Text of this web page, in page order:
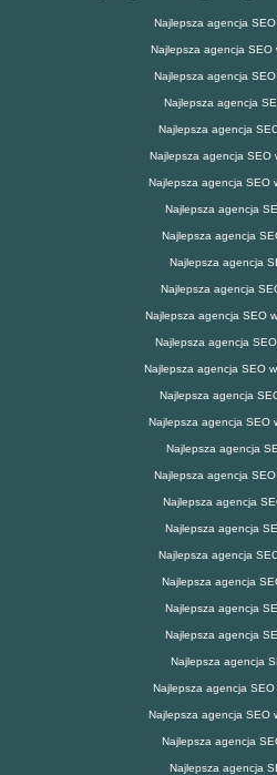
Najlepsza agencja SEO
Najlepsza agencja SEO
Najlepsza agencja
Najlepsza agencja
Najlepsza agencja
Najlepsza agencja SEO
Najlepsza agencja SEO
Najlepsza agencja
Najlepsza agencja
Najlepsza agencja
Najlepsza agencja
Najlepsza agencja SEO
Najlepsza agencja
Najlepsza agencja SEO
Najlepsza agencja
Najlepsza agencja SEO
Najlepsza agencja
Najlepsza agencja
Najlepsza agencja
Najlepsza agencja
Najlepsza agencja
Najlepsza agencja
Najlepsza agencja
Najlepsza agencja
Najlepsza agencja
Najlepsza agencja SEO
Najlepsza agencja SEO
Najlepsza agencja
Najlepsza agencja